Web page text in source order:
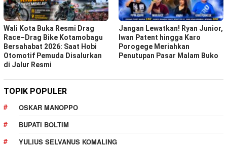
Wali Kota Buka Resmi Drag
Race–Drag Bike Kotamobagu
Bersahabat 2026: Saat Hobi
Otomotif Pemuda Disalurkan
di Jalur Resmi
Jangan Lewatkan! Ryan Junior,
Iwan Patent hingga Karo
Porogege Meriahkan
Penutupan Pasar Malam Buko
TOPIK POPULER
OSKAR MANOPPO
BUPATI BOLTIM
YULIUS SELVANUS KOMALING